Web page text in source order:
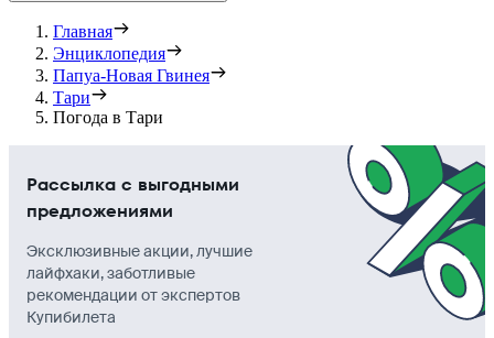
Главная
Энциклопедия
Папуа-Новая Гвинея
Тари
Погода в Тари
Рассылка с выгодными
предложениями
Эксклюзивные акции, лучшие
лайфхаки, заботливые
рекомендации от экспертов
Купибилета